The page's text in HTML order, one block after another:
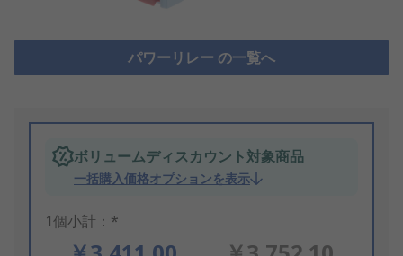
パワーリレー の一覧へ
ボリュームディスカウント対象商品
一括購入価格オプションを表示
1個小計：*